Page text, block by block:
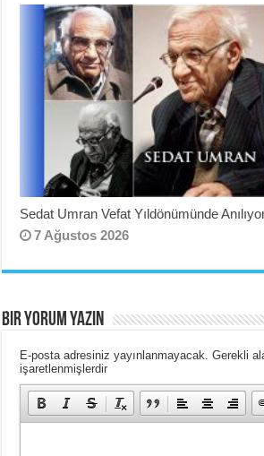
Sedat Umran Vefat Yıldönümünde
7 Ağustos 2026
BIR YORUM YAZIN
E-posta adresiniz yayınlanmayacak. Gerekli
işaretlenmişlerdir